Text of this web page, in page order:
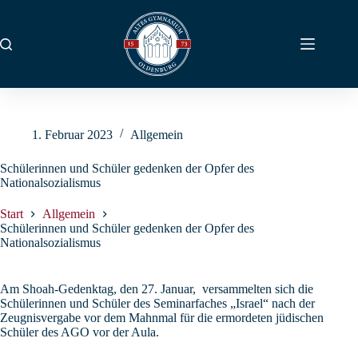
1. Februar 2023 Allgemein
Schülerinnen und Schüler gedenken der Opfer des
Nationalsozialismus
Start
Allgemein
Schülerinnen und Schüler gedenken der Opfer des
Nationalsozialismus
Am Shoah-Gedenktag, den 27. Januar, versammelten sich die
Schülerinnen und Schüler des Seminarfaches „Israel“ nach der
Zeugnisvergabe vor dem Mahnmal für die ermordeten jüdischen
Schüler des AGO vor der Aula.